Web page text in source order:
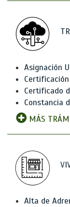
Asignación
Certificación
Certificado
Constancia
MÁS
Alta de